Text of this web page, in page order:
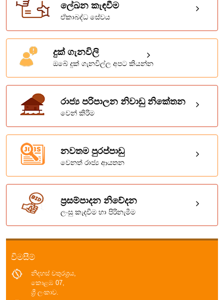
ලේඛන කැඳවීම
ඒකාබද්ධ සේවය
දුක් ගැනවිලි
ඔබේ දුක් ගැනවිල්ල අපට කියන්න
රාජ්‍ය පරිපාලන නිවාඩු නිකේතන
වෙන් කිරිම
නවතම පුරප්පාඩු
වෙනත් රාජ්‍ය ආයතන
ප්‍රසම්පාදන නිවේදන
ලංසු කැදවීම හා පිරිනැමීම
විමසීම්
නිදහස් චතුරශ්‍රය,
කොළඹ 07,
ශ්‍රී ලංකාව.